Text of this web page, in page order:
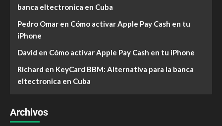
banca eltectronica en Cuba
Pedro Omar en Cómo activar Apple Pay Cash en tu
iPhone
David en Cómo activar Apple Pay Cash en tu iPhone
Richard en KeyCard BBM: Alternativa para la banca
eltectronica en Cuba
Archivos